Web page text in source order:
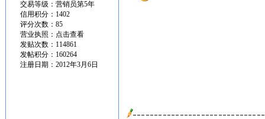
交易等级：营销员第5年
信用积分：1402
评分次数：85
营业执照： 点击查看
发贴次数：114861
发帖积分：160264
注册日期：2012年3月6日